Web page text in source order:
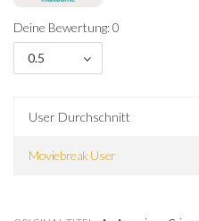
Deine Bewertung: 0
0.5
User Durchschnitt
Moviebreak User